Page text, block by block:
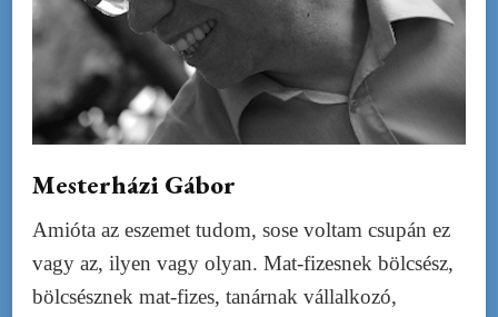
Mesterházi Gábor
Amióta az eszemet tudom, sose voltam csupán ez
vagy az, ilyen vagy olyan. Mat-fizesnek bölcsész,
bölcsésznek mat-fizes, tanárnak vállalkozó,